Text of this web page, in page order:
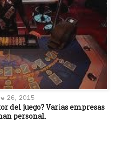
26, 2015
del juego? Varias empresas
personal.